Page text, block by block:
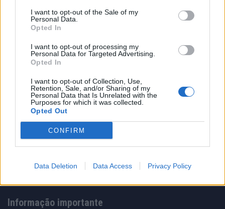
I want to opt-out of the Sale of my
Personal Data.
Opted In
I want to opt-out of processing my
Personal Data for Targeted Advertising.
Opted In
I want to opt-out of Collection, Use,
Retention, Sale, and/or Sharing of my
Personal Data that Is Unrelated with the
Purposes for which it was collected.
Opted Out
CONFIRM
Data Deletion Data Access Privacy Policy
Não se perca no mar: Tudo o que precisa
8 DE ABRIL, 2024
Sobre
Noticias do setor náutico, novidades e muito mais.
Informação importante